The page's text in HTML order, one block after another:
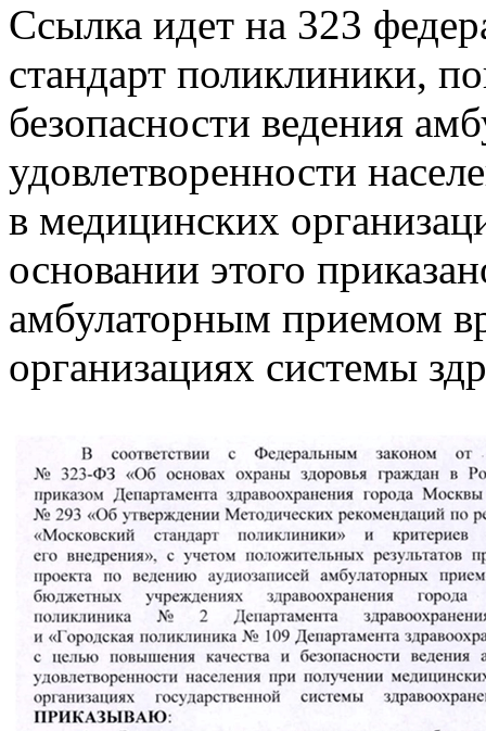
Ссылка идет на 323
стандарт поликлиники,
безопасности ведения
удовлетворенности
в медицинских
основании этого
амбулаторным приемом
организациях системы